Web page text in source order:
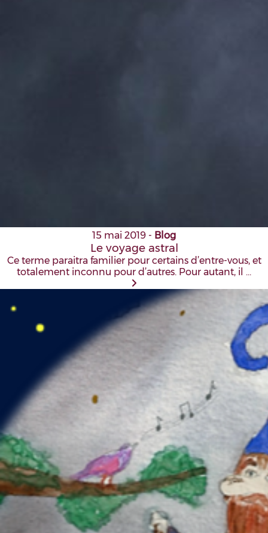
15 mai 2019 - Blog
Le voyage astral
Ce terme paraitra familier pour certains d’entre-vous, et
totalement inconnu pour d’autres. Pour autant, il …